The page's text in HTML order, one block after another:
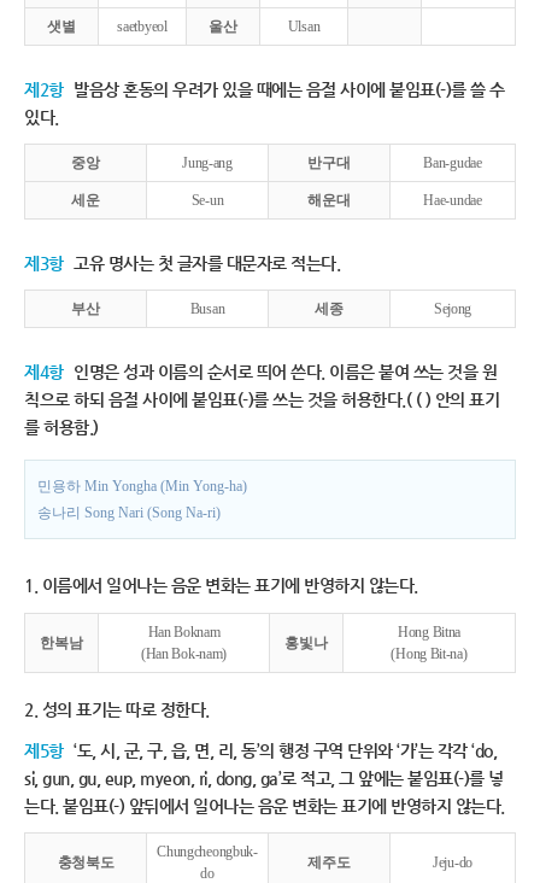
샛별 saetbyeol 울산 Ulsan
제2항 발음상 혼동의 우려가 있을 때에는 음절 사이에 붙임표(-)를 쓸 수
있다.
중앙 Jung-ang 반구대 Ban-gudae
세운 Se-un 해운대 Hae-undae
제3항 고유 명사는 첫 글자를 대문자로 적는다.
부산 Busan 세종 Sejong
제4항 인명은 성과 이름의 순서로 띄어 쓴다. 이름은 붙여 쓰는 것을 원
칙으로 하되 음절 사이에 붙임표(-)를 쓰는 것을 허용한다.( ( ) 안의 표기
를 허용함.)
민용하 Min Yongha (Min Yong-ha)
송나리 Song Nari (Song Na-ri)
1. 이름에서 일어나는 음운 변화는 표기에 반영하지 않는다.
한복남
Han Boknam
(Han Bok-nam)
홍빛나
Hong Bitna
(Hong Bit-na)
2. 성의 표기는 따로 정한다.
제5항 ‘도, 시, 군, 구, 읍, 면, 리, 동’의 행정 구역 단위와 ‘가’는 각각 ‘do,
si, gun, gu, eup, myeon, ri, dong, ga’로 적고, 그 앞에는 붙임표(-)를 넣
는다. 붙임표(-) 앞뒤에서 일어나는 음운 변화는 표기에 반영하지 않는다.
충청북도
Chungcheongbuk-
do
제주도 Jeju-do